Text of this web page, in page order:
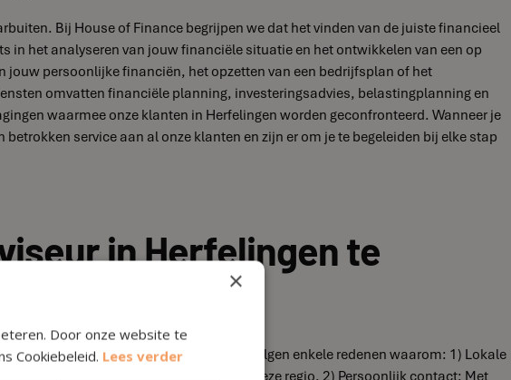
Bij House of Finance begrijpen we dat het vinden van de juiste financieel
in het analyseren van jouw financiële situatie en het ontwikkelen van een op
jouw persoonlijke financiën, het opzetten van een bedrijfsplan of het
omvatten financiële planning, investeringsadvies, belastingplanning en
waarmee onze klanten in Herfelingen worden geconfronteerd. Wanneer je
service aan al onze klanten en zijn er om je te begeleiden bij elke stap
in Herfelingen te
in Herfelingen te hebben. Hieronder volgen enkele redenen waarom: 1) Lokale
financiële uitdagingen en kansen in deze regio. 2) Persoonlijk contact: Met
×
Door onze website te
Cookiebeleid. Lees verder